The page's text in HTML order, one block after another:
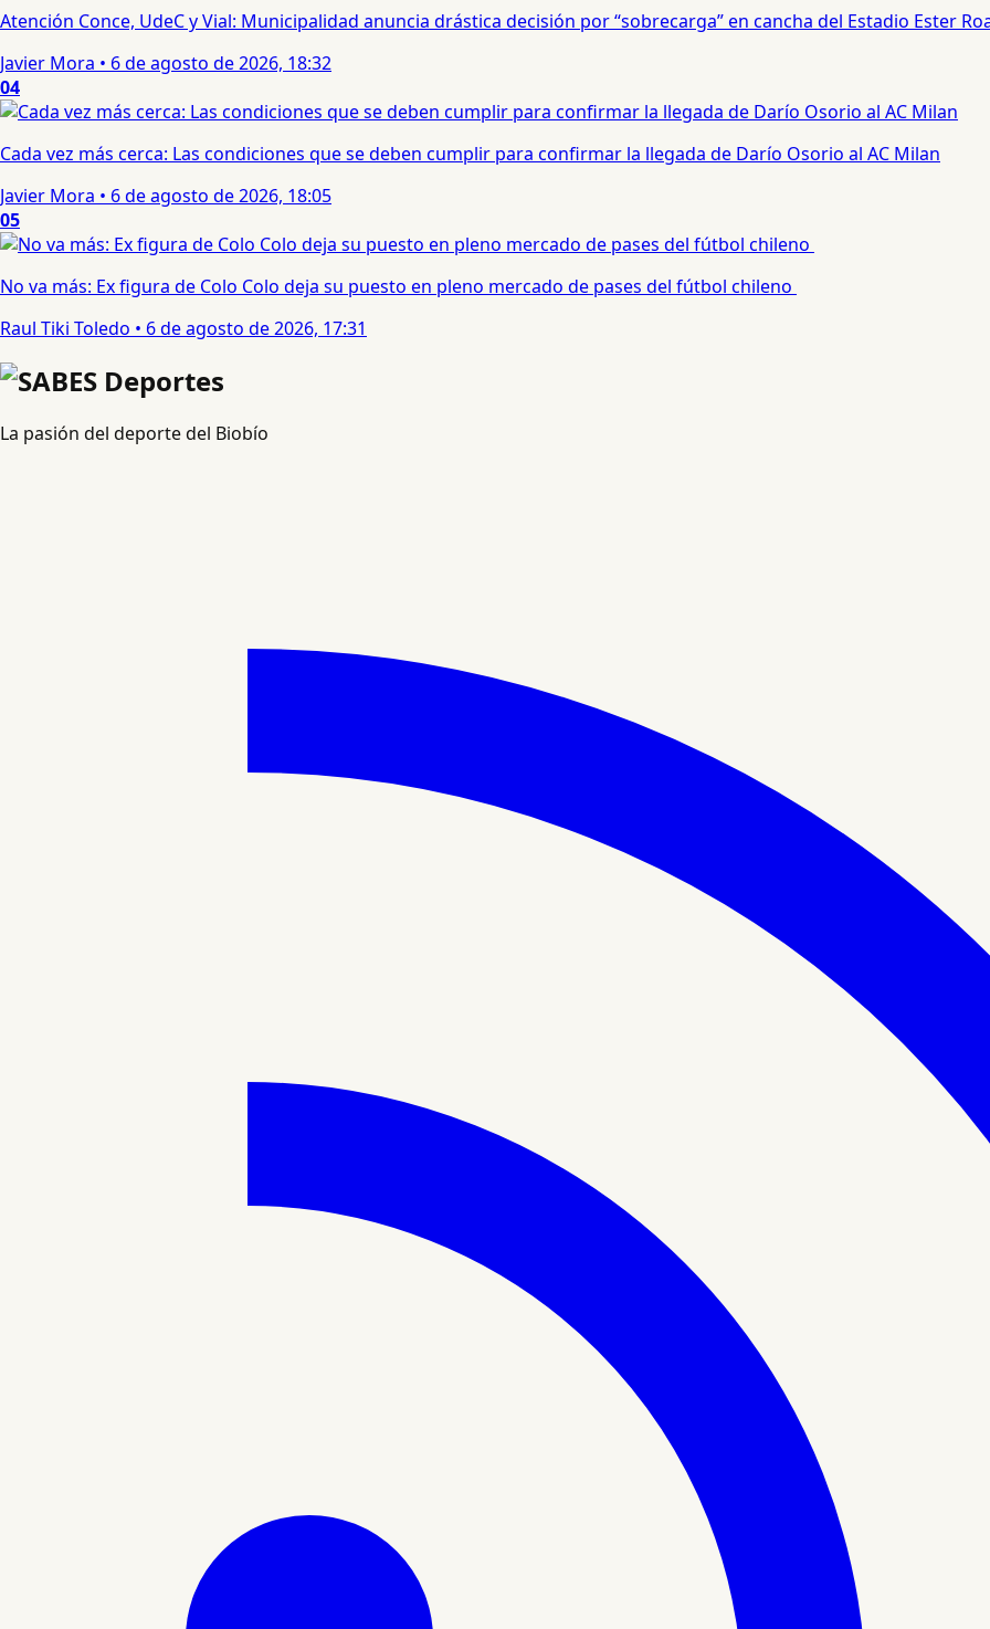
Atención Conce, UdeC y Vial: Municipalidad anuncia drástica decisión por “sobrecarga” en cancha del Estadio Ester
Javier Mora • 6 de agosto de 2026, 18:32
04
Cada vez más cerca: Las condiciones que se deben cumplir para confirmar la llegada de Darío Osorio al AC Milan
Javier Mora • 6 de agosto de 2026, 18:05
05
No va más: Ex figura de Colo Colo deja su puesto en pleno mercado de pases del fútbol chileno
Raul Tiki Toledo • 6 de agosto de 2026, 17:31
La pasión del deporte del Biobío